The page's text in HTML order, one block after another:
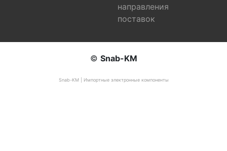
направления
поставок
© Snab-KM
Snab-KM | Импортные электронные компоненты